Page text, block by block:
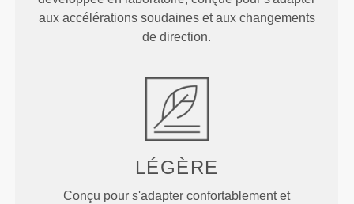
aux accélérations soudaines et aux changements
de direction.
LÉGÈRE
Conçu pour s'adapter confortablement et